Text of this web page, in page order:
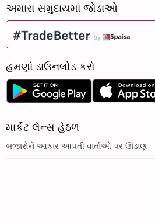
અમારા સમુદાયમાં જોડાઓ
હમણાં ડાઉનલોડ કરો
માર્કેટ લેન્સ હેઠળ
બજારોને આકાર આપતી વાર્તાઓ પર ઊંડાણ